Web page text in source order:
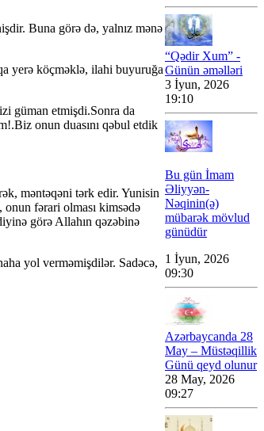
Buna görə də, yalnız mənə
yerə köçməklə, ilahi buyuruğa
güman etmişdi.Sonra da
onun duasını qəbul etdik
məntəqəni tərk edir. Yunisin
fərari olması kimsədə
görə Allahın qəzəbinə
yol verməmişdilər. Sadəcə,
“Qədir Xum” -
Günün əməlləri
3 İyun, 2026
19:10
Bu gün İmam
Əliyyən-
Nəqinin(ə)
mübarək mövlud
günüdür
1 İyun, 2026
09:30
Azərbaycanda 28
May – Müstəqillik
Günü qeyd olunur
28 May, 2026
09:27